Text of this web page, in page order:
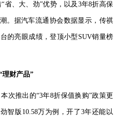
省、大、劲”优势，以及3年8折高保
。据汽车流通协会数据显示，传祺
的亮眼成绩，登顶小型SUV销量榜
理财产品”
次推出的“3年8折保值换购”政策更
智版10.58万为例，开了3年还能以